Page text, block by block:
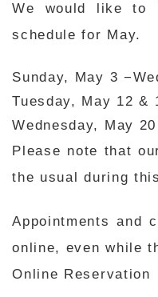
We would like to
schedule for May.
Sunday, May 3
Tuesday, May 12 &
Wednesday, May
Please note that
the usual during
Appointments and
online, even while
Online Reservation